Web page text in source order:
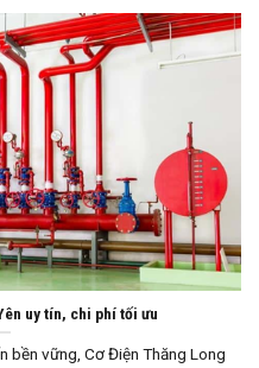
uy tín, chi phí tối ưu
bền vững, Cơ Điện Thăng Long